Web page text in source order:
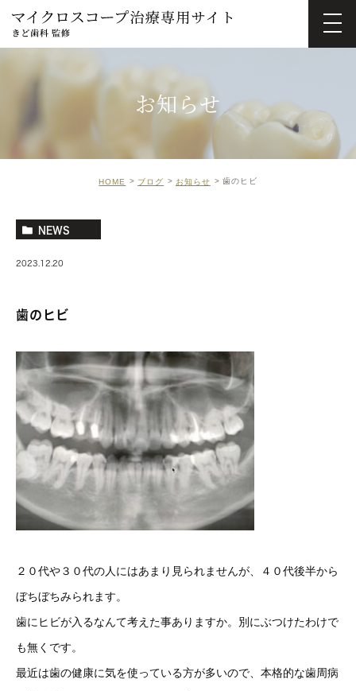
お知らせ
HOME ブログ お知らせ 歯のヒビ
NEWS
2023.12.20
歯のヒビ
２０代や３０代の人にはあまり見られませんが、４０代後半から
ぼちぼちみられます。
歯にヒビが入るなんて考えた事ありますか。別にぶつけたわけで
も無くです。
最近は歯の健康に気を使っている方が多いので、本格的な歯周病